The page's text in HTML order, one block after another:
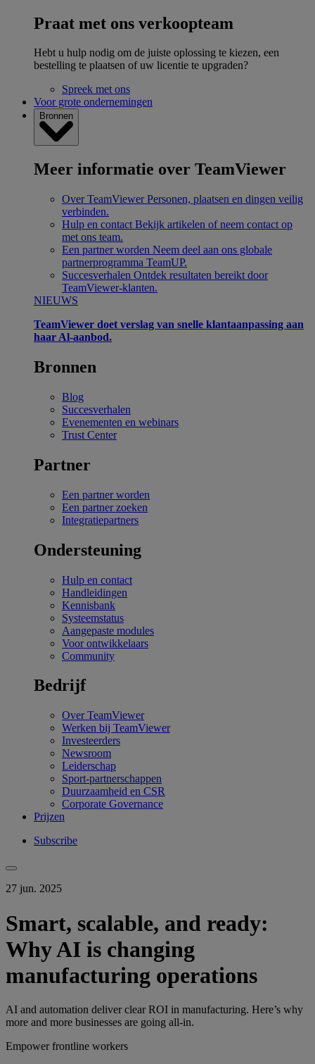
Praat met ons verkoopteam
Hebt u hulp nodig om de juiste oplossing te kiezen, een
bestelling te plaatsen of uw licentie te upgraden?
Spreek met ons
Voor grote ondernemingen
Bronnen
Meer informatie over TeamViewer
Over TeamViewer Personen, plaatsen en dingen veilig
verbinden.
Hulp en contact Bekijk artikelen of neem contact op
met ons team.
Een partner worden Neem deel aan ons globale
partnerprogramma TeamUP.
Succesverhalen Ontdek resultaten bereikt door
TeamViewer-klanten.
NIEUWS
TeamViewer doet verslag van snelle klantaanpassing aan
haar Al-aanbod.
Bronnen
Blog
Succesverhalen
Evenementen en webinars
Trust Center
Partner
Een partner worden
Een partner zoeken
Integratiepartners
Ondersteuning
Hulp en contact
Handleidingen
Kennisbank
Systeemstatus
Aangepaste modules
Voor ontwikkelaars
Community
Bedrijf
Over TeamViewer
Werken bij TeamViewer
Investeerders
Newsroom
Leiderschap
Sport-partnerschappen
Duurzaamheid en CSR
Corporate Governance
Prijzen
Subscribe
27 jun. 2025
Smart, scalable, and ready:
Why AI is changing
manufacturing operations
AI and automation deliver clear ROI in manufacturing. Here’s why
more and more businesses are going all-in.
Empower frontline workers